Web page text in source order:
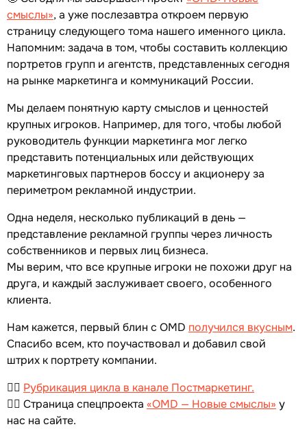
смыслы», а уже послезавтра откроем первую
страницу следующего тома нашего именного цикла.
Напомним: задача в том, чтобы составить коллекцию
портретов групп и агентств, представленных сегодня
на рынке маркетинга и коммуникаций России.
Мы делаем понятную карту смыслов и ценностей
крупных игроков. Например, для того, чтобы любой
руководитель функции маркетинга мог легко
представить потенциальных или действующих
маркетинговых партнеров боссу и акционеру за
периметром рекламной индустрии.
Одна неделя, несколько публикаций в день —
представление рекламной группы через личность
собственников и первых лиц бизнеса.
Мы верим, что все крупные игроки не похожи друг на
друга, и каждый заслуживает своего, особенного
клиента.
Нам кажется, первый блин с OMD получился вкусным.
Спасибо всем, кто поучаствовал и добавил свой
штрих к портрету компании.
👉🏻 Рубрикация цикла в канале Постмаркетинг.
👉🏻 Страница спецпроекта «OMD — Новые смыслы» у
нас на сайте.